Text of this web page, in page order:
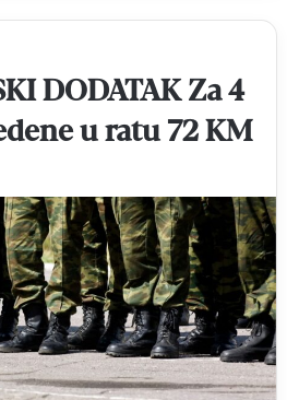
DODATAK Za 4
u ratu 72 KM